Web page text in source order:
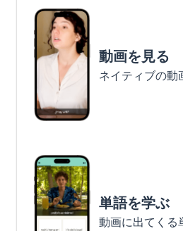
動画を見る
ネイティブの動
単語を学ぶ
動画に出てくる